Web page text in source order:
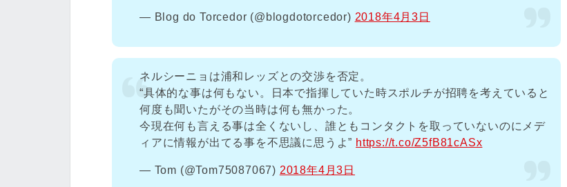
— Blog do Torcedor (@blogdotorcedor) 2018年4月3日
ネルシーニョは浦和レッズとの交渉を否定。
“具体的な事は何もない。日本で指揮していた時スポルチが招聘を考えていると
何度も聞いたがその当時は何も無かった。
今現在何も言える事は全くないし、誰ともコンタクトを取っていないのにメデ
ィアに情報が出てる事を不思議に思うよ” https://t.co/Z5fB81cASx
— Tom (@Tom75087067) 2018年4月3日